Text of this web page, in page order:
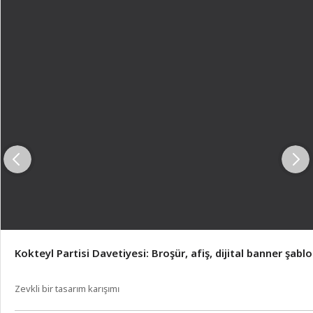
Kokteyl Partisi Davetiyesi: Broşür, afiş, dijital banner
Zevkli bir tasarım karışımı